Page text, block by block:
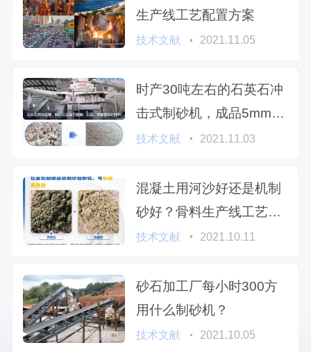
生产线工艺配置方案
技术文献 2021.11.05
时产30吨左右的石英石冲
击式制砂机，成品5mm用
什么型号
技术文献 2021.11.03
混凝土用河沙好还是机制
砂好？骨料生产线工艺流
程是什么？
技术文献 2021.10.11
砂石加工厂每小时300方
用什么制砂机？
技术文献 2021.10.05